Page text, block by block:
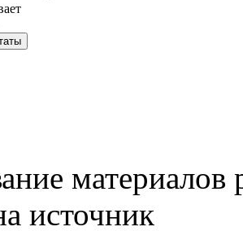
материалов
источник